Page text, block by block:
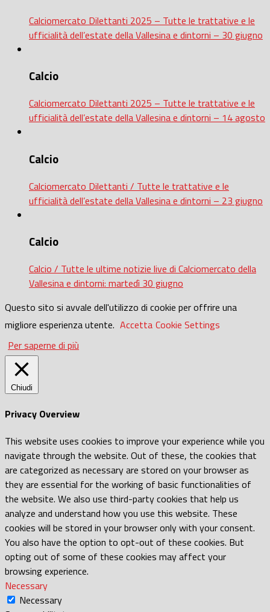
Calciomercato Dilettanti 2025 – Tutte le trattative e le
ufficialità dell’estate della Vallesina e dintorni – 30 giugno
Calcio
Calciomercato Dilettanti 2025 – Tutte le trattative e le
ufficialità dell’estate della Vallesina e dintorni – 14 agosto
Calcio
Calciomercato Dilettanti / Tutte le trattative e le
ufficialità dell’estate della Vallesina e dintorni – 23 giugno
Calcio
Calcio / Tutte le ultime notizie live di Calciomercato della
Vallesina e dintorni: martedì 30 giugno
Questo sito si avvale dell'utilizzo di cookie per offrire una
migliore esperienza utente. Accetta Cookie Settings
Per saperne di più
Chiudi
Privacy Overview
This website uses cookies to improve your experience while you
navigate through the website. Out of these, the cookies that
are categorized as necessary are stored on your browser as
they are essential for the working of basic functionalities of
the website. We also use third-party cookies that help us
analyze and understand how you use this website. These
cookies will be stored in your browser only with your consent.
You also have the option to opt-out of these cookies. But
opting out of some of these cookies may affect your
browsing experience.
Necessary
Necessary